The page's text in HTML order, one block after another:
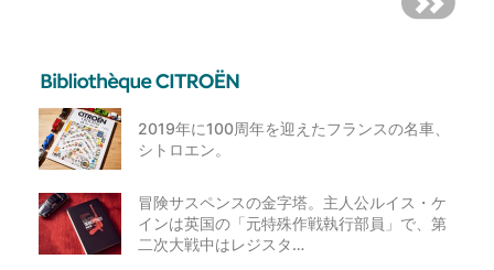
2019年に100周年を迎えたフランスの名車、
シトロエン。
冒険サスペンスの金字塔。主人公ルイス・ケ
インは英国の「元特殊作戦執行部員」で、第
二次大戦中はレジスタ…